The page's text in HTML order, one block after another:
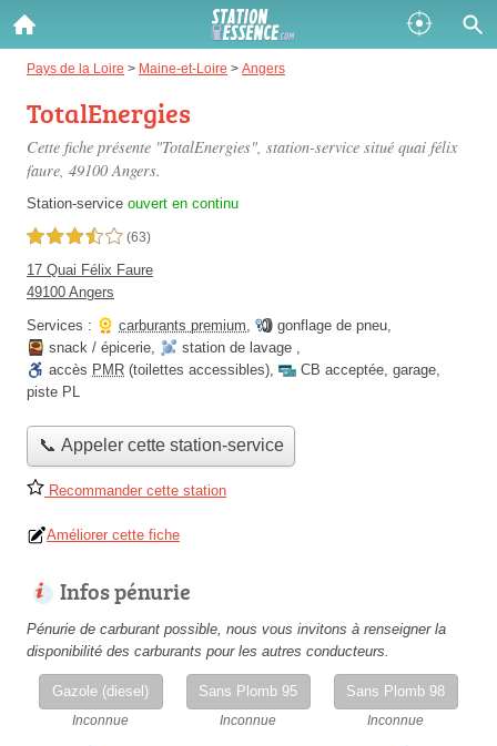
Pays de la Loire > Maine-et-Loire > Angers
TotalEnergies
Cette fiche présente "TotalEnergies", station-service situé quai félix
faure, 49100 Angers.
Station-service ouvert en continu
3,5 étoiles sur 5 (63)
17 Quai Félix Faure
49100 Angers
Services :
carburants premium, gonflage de pneu,
snack / épicerie, station de lavage ,
accès PMR (toilettes accessibles), CB acceptée, garage,
piste PL
📞 Appeler cette station-service
Recommander cette station
Améliorer cette fiche
Infos pénurie
Pénurie de carburant possible, nous vous invitons à renseigner la
disponibilité des carburants pour les autres conducteurs.
Gazole (diesel)
Inconnue
Sans Plomb 95
Inconnue
Sans Plomb 98
Inconnue
Gazole :
Disponible
SP 98 :
Disponible
SP 95 :